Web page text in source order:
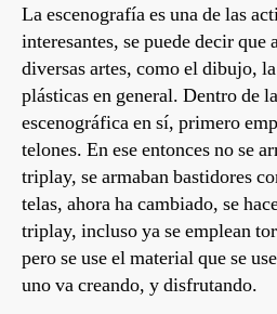
La escenografía es una de las
interesantes, se puede decir
diversas artes, como el dibujo,
plásticas en general. Dentro de
escenográfica en sí, primero
telones. En ese entonces no se
triplay, se armaban bastidores
telas, ahora ha cambiado, se
triplay, incluso ya se emplean
pero se use el material que se
uno va creando, y disfrutando.